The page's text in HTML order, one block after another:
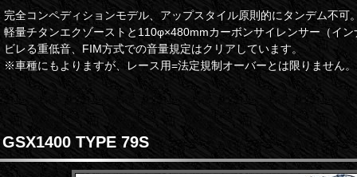
完全コンペディションモデル、アップスタイル原則的にタンデム不可
軽量チタンエクゾーストと110φ×480mmカーボンサイレンサー（イ
ビレる重低音、FIM方式での音量規定はクリアしています。
※車種にもよりますが、レース用=法定規制オーバーとは限りません。
GSX1400 TYPE 79S